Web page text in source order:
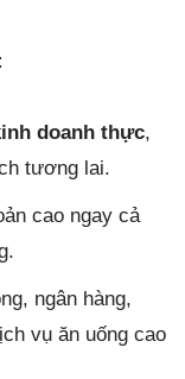
doanh thực,
tương lai.
cao ngay cả
ngân hàng,
vụ ăn uống cao